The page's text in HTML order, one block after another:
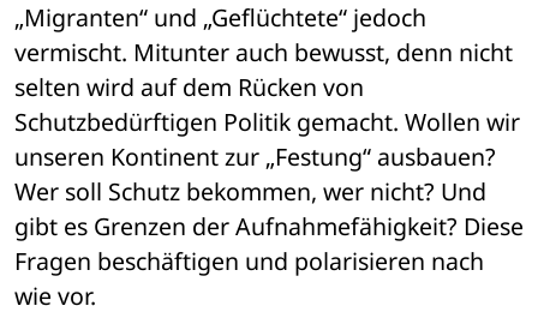
„Migranten“ und „Geflüchtete“ jedoch
vermischt. Mitunter auch bewusst, denn nicht
selten wird auf dem Rücken von
Schutzbedürftigen Politik gemacht. Wollen wir
unseren Kontinent zur „Festung“ ausbauen?
Wer soll Schutz bekommen, wer nicht? Und
gibt es Grenzen der Aufnahmefähigkeit? Diese
Fragen beschäftigen und polarisieren nach
wie vor.